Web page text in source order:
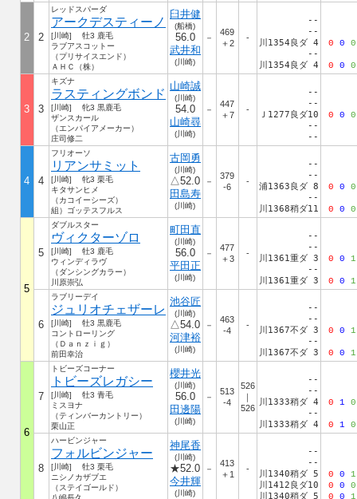
2 2
レッドスパーダ
アークデスティーノ
[川崎] 牡3 鹿毛
ラブアスコットー
（プリサイスエンド）
ＡＨＣ（株）
臼井健
(船橋)
56.0
武井和
(川崎)
－
469
＋2
-
--
--
川1354良ダ 4
--
川1354良ダ 4
0 0 0
0 0 0
3 3
キズナ
ラスティングボンド
[川崎] 牝3 黒鹿毛
ザンスカール
（エンパイアメーカー）
庄司修二
山崎誠
(川崎)
54.0
山崎尋
(川崎)
－
447
＋7
-
--
--
Ｊ1277良ダ10
--
--
0 0 0
4 4
フリオーソ
リアンサミット
[川崎] 牝3 栗毛
キタサンヒメ
（カコイーシーズ）
組）ゴッテスフルス
古岡勇
(川崎)
△52.0
田島寿
(川崎)
－
379
-6
-
--
--
浦1363良ダ 8
--
川1368稍ダ11
0 0 0
0 0 0
5
5
ダブルスター
ヴィクターゾロ
[川崎] 牡3 鹿毛
ウィンディラヴ
（ダンシングカラー）
川原崇弘
町田直
(川崎)
56.0
平田正
(川崎)
－
477
＋3
-
--
--
川1361重ダ 3
--
川1361重ダ 3
0 0 1
0 0 1
6
ラブリーデイ
ジュリオチェザーレ
[川崎] 牡3 黒鹿毛
コントローリング
（Ｄａｎｚｉｇ）
前田幸治
池谷匠
(川崎)
△54.0
河津裕
(川崎)
－
463
-4
-
--
--
川1367不ダ 3
--
川1367不ダ 3
0 0 1
0 0 1
6
7
トビーズコーナー
トビーズレガシー
[川崎] 牡3 青毛
ミスヨナ
（ティンバーカントリー）
栗山正
櫻井光
(川崎)
56.0
田邊陽
(川崎)
－
513
-4
526
｜
526
--
--
川1333稍ダ 4
--
川1333稍ダ 4
0 1 0
0 1 0
8
ハービンジャー
フォルビンジャー
[川崎] 牡3 栗毛
ニシノカザブエ
（ステイゴールド）
神尾香
(川崎)
★52.0
今井輝
(川崎)
－
413
＋1
-
--
--
川1340稍ダ 5
川1412良ダ10
川1340稍ダ 5
0 0 1
0 0 0
0 0 1